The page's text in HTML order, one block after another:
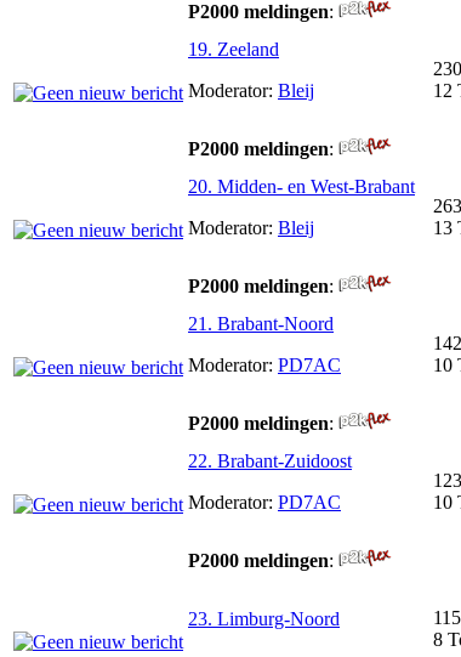
P2000 meldingen:
19. Zeeland
Moderator: Bleij
12
P2000 meldingen:
20. Midden- en West-Brabant
Moderator: Bleij
13
P2000 meldingen:
21. Brabant-Noord
Moderator: PD7AC
10
P2000 meldingen:
22. Brabant-Zuidoost
Moderator: PD7AC
10
P2000 meldingen:
23. Limburg-Noord
8